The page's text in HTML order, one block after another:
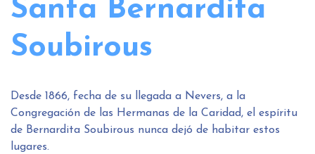
Santa Bernardita
Soubirous
Desde 1866, fecha de su llegada a Nevers, a la
Congregación de las Hermanas de la Caridad, el espíritu
de Bernardita Soubirous nunca dejó de habitar estos
lugares.